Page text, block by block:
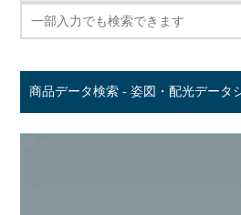
商品データ検索 - 姿図・配光データ